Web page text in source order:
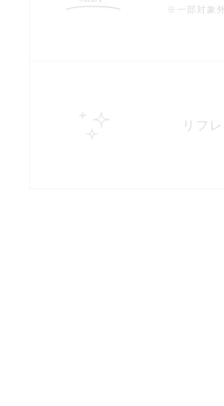
※一部対象外
リフ